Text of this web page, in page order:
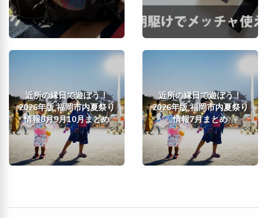
近所の縁日で遊ぼう！
2026年版 福岡市内夏祭り
情報8月9月10月まとめ
近所の縁日で遊ぼう！
2026年版 福岡市内夏祭り
情報7月まとめ